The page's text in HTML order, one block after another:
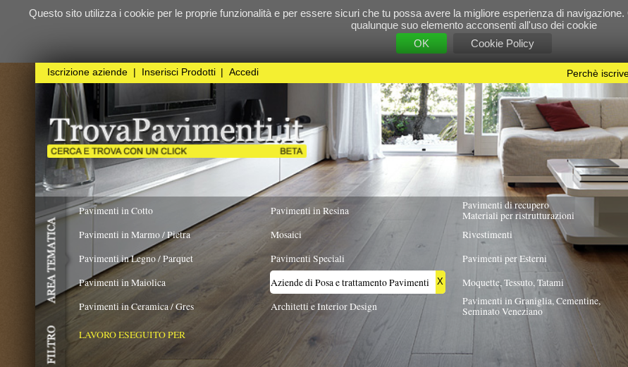
Questo sito utilizza i cookie per le proprie funzionalità e per essere sicuri che tu possa avere la migliore esperienza di navigazione. Chiudendo questo banner,
qualunque suo elemento acconsenti all'uso dei cookie
Cookie Policy
Pavimenti in Cotto
Pavimenti in Marmo / Pietra
Pavimenti in Legno / Parquet
Pavimenti in Ceramica / Gres
Pavimenti in Resina
Pavimenti Speciali
Aziende di Posa e trattamento Pavimenti
Architetti e Interior Design
Pavimenti di recupero
Materiali per ristrutturazioni
Rivestimenti
Moquette, Tessuto, Tatami
Pavimenti in Graniglia, Cementine,
Seminato Veneziano
TUTTA ITALIA
LAVORO ESEGUITO PER
Pavimenti in legno artistici Pavimenti di recupero Gres Effetto Legno
Prodotti